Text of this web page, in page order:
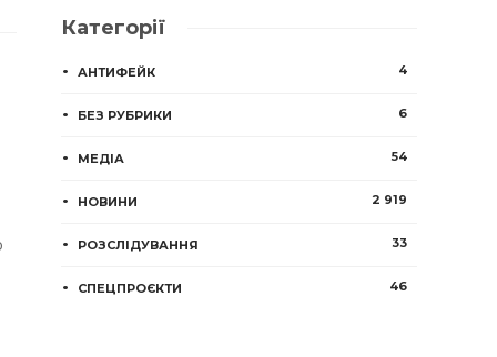
Категорії
АНТИФЕЙК 4
БЕЗ РУБРИКИ 6
МЕДІА 54
НОВИНИ 2 919
РОЗСЛІДУВАННЯ 33
СПЕЦПРОЄКТИ 46